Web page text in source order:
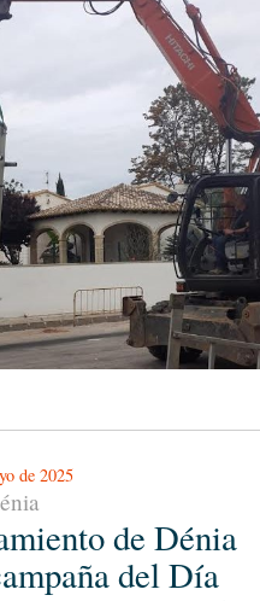
de 2025
de Dénia
del Día